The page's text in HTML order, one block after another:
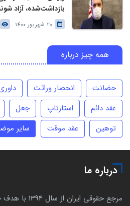
بازداشت‌شده، آزاد
20 شهریور 1400
همه چیز درباره
حضانت انحصار وراثت
عقد دائم
استارتاپ جعل
توهین
عقد موقت سایر
درباره ما
مرجع حقوقی